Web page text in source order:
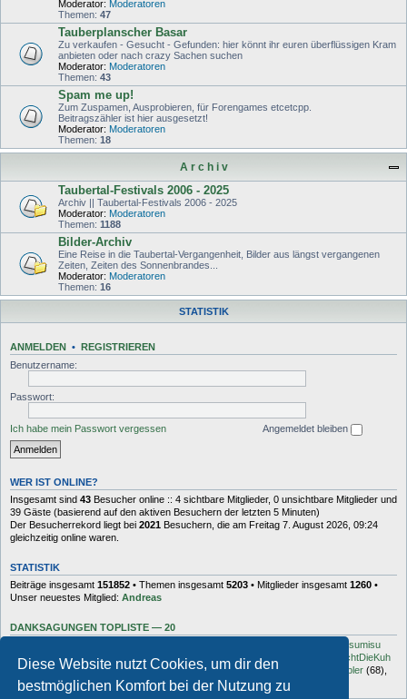
Diese Website nutzt Cookies, um dir den
bestmöglichen Komfort bei der Nutzung zu
Moderator: Moderatoren
Themen: 47
Tauberplanscher Basar
Zu verkaufen - Gesucht - Gefunden: hier könnt ihr euren überflüssigen Kram
anbieten oder nach crazy Sachen suchen
Moderator: Moderatoren
Themen: 43
Spam me up!
Zum Zuspamen, Ausprobieren, für Forengames etcetcpp.
Beitragszähler ist hier ausgesetzt!
Moderator: Moderatoren
Themen: 18
A r c h i v
Taubertal-Festivals 2006 - 2025
Archiv || Taubertal-Festivals 2006 - 2025
Moderator: Moderatoren
Themen: 1188
Bilder-Archiv
Eine Reise in die Taubertal-Vergangenheit, Bilder aus längst vergangenen
Zeiten, Zeiten des Sonnenbrandes...
Moderator: Moderatoren
Themen: 16
STATISTIK
ANMELDEN • REGISTRIEREN
Benutzername:
Passwort:
Ich habe mein Passwort vergessen Angemeldet bleiben
WER IST ONLINE?
Insgesamt sind 43 Besucher online :: 4 sichtbare Mitglieder, 0 unsichtbare Mitglieder und
39 Gäste (basierend auf den aktiven Besuchern der letzten 5 Minuten)
Der Besucherrekord liegt bei 2021 Besuchern, die am Freitag 7. August 2026, 09:24
gleichzeitig online waren.
STATISTIK
Beiträge insgesamt 151852 • Themen insgesamt 5203 • Mitglieder insgesamt 1260 •
Unser neuestes Mitglied: Andreas
DANKSAGUNGEN TOPLISTE — 20
sumisu
(125),
Elton (125), Charles_Robotnik (124), markus.whatever
MuhMachtDieKuh
(94),Pommes(91),rulaman(80),Hooge(77),Öröc(71),zokker000 vfbler (68),
Janaldo(65),unkow(65),häxe(56),DocBrown(56)